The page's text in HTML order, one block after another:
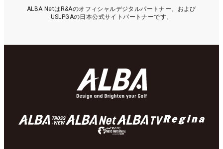
ALBA NetはR&Aのオフィシャルデジタルパートナー、および
USLPGAの日本公式サイトパートナーです。